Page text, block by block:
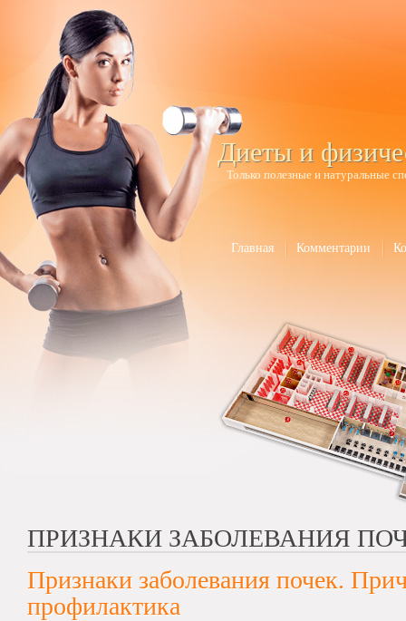
Диеты и
Только полезные и натуральные
Главная Комментарии
ПРИЗНАКИ ЗАБОЛЕВАНИЯ
Признаки заболевания почек.
профилактика